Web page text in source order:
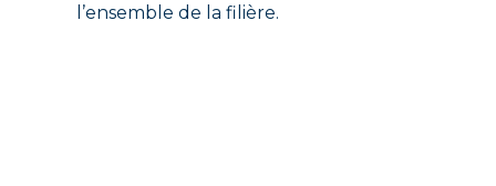
l’ensemble de la filière.